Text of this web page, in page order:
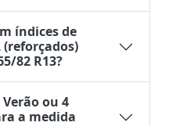
índices de
82 R13?
ou 4
a medida